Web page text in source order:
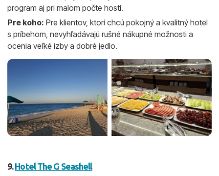
program aj pri malom počte hostí.
Pre koho: Pre klientov, ktorí chcú pokojný a kvalitný hotel
s príbehom, nevyhľadávajú rušné nákupné možnosti a
ocenia veľké izby a dobré jedlo.
9.Hotel The G Seashell